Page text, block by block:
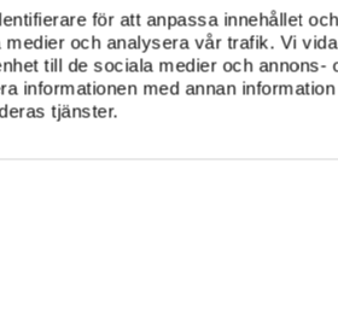
för att anpassa innehållet
och analysera vår trafik. Vi
till de sociala medier och
informationen med annan
tjänster.
till Vivas värld
och få våra